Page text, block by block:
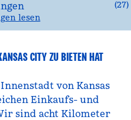
(27)
lesen
CITY ZU BIETEN HAT
von Kansas
Einkaufs- und
sind acht Kilometer